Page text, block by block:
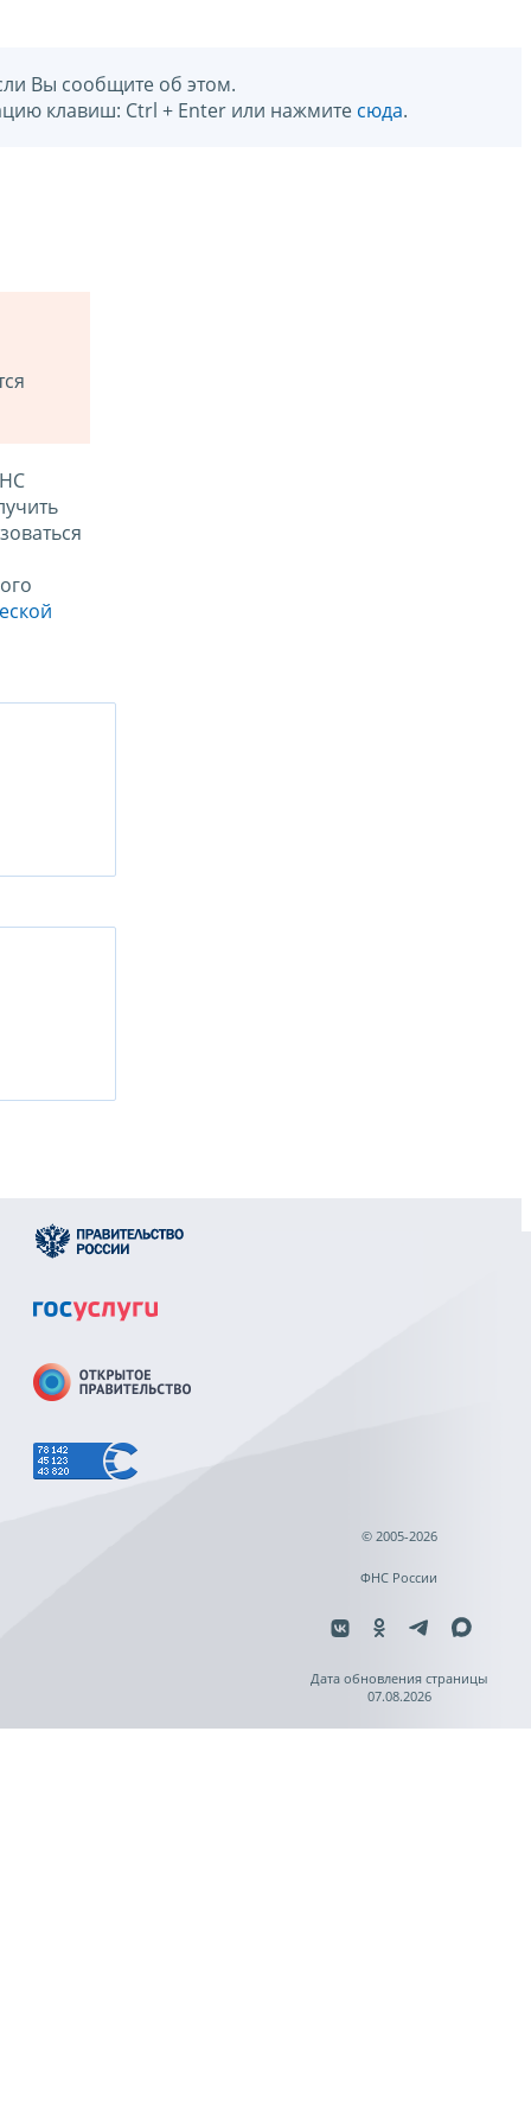
Вы сообщите об этом.
клавиш: Ctrl + Enter или нажмите сюда.
© 2005-2026
ФНС России
Дата обновления страницы
07.08.2026